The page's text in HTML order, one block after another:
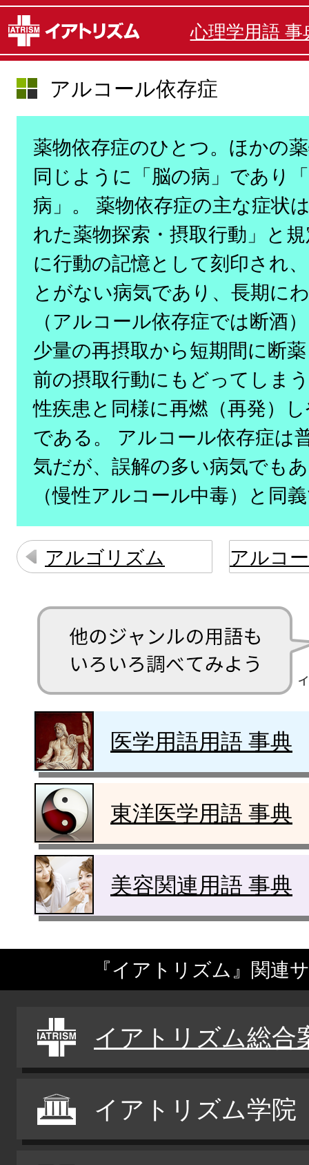
心理学用語 事
アルコール依存症
薬物依存症のひとつ。ほかの
同じように「脳の病」であり
病」。 薬物依存症の主な症状
れた薬物探索・摂取行動」と
に行動の記憶として刻印され
とがない病気であり、長期に
（アルコール依存症では断酒
少量の再摂取から短期間に断
前の摂取行動にもどってしま
性疾患と同様に再燃（再発）
である。 アルコール依存症は
気だが、誤解の多い病気でも
（慢性アルコール中毒）と同
アルゴリズム
医学用語用語 事典
東洋医学用語 事典
美容関連用語 事典
『イアトリズム』関連
イアトリズム総合
イアトリズム学院